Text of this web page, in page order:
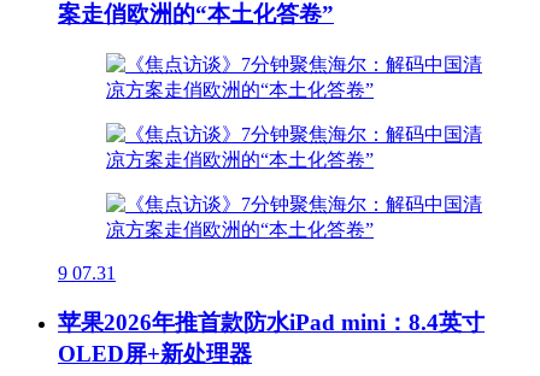
案走俏欧洲的“本土化答卷”
9 07.31
苹果2026年推首款防水iPad mini：8.4英寸
OLED屏+新处理器